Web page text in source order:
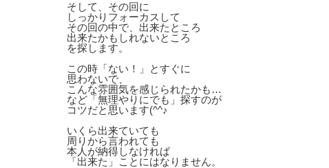
そして、その回に
しっかりフォーカスして
その回の中で、出来たところ
出来たかもしれないところ
を探します。
この時「ない！」とすぐに
思わないで、
こんな雰囲気を感じられたかも…
など「無理やりにでも」探すのが
コツだと思います(^^♪
いくら出来ていても
周りから言われても
本人が納得しなければ
「出来た」ことにはなりません。